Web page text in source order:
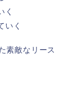
く
いく
素敵なリース